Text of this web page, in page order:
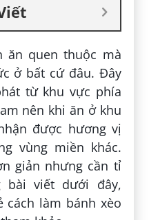
ăn quen thuộc mà
ở bất cứ đâu. Đây
từ khu vực phía
nên khi ăn ở khu
được hương vị
vùng miền khác.
giản nhưng cần tỉ
bài viết dưới đây,
cách làm bánh xèo